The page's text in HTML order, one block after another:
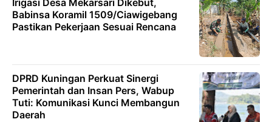
Irigasi Desa Mekarsari Dikebut,
Babinsa Koramil 1509/Ciawigebang
Pastikan Pekerjaan Sesuai Rencana
DPRD Kuningan Perkuat Sinergi
Pemerintah dan Insan Pers, Wabup
Tuti: Komunikasi Kunci Membangun
Daerah